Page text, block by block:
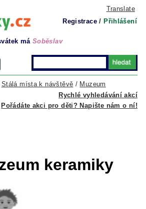
Translate
Registrace / Přihlášení
má Soběslav
Rychlé vyhledávání akcí
Stálá místa k návštěvě / Muzeum
Pořádáte akci pro děti? Napište nám o ní!
keramiky